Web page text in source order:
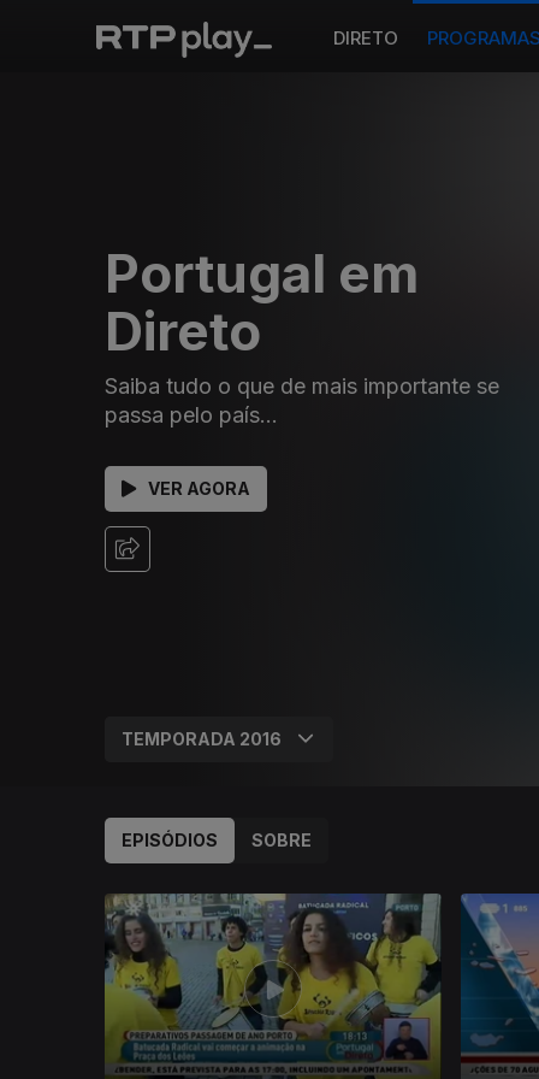
DIRETO
Portugal em
Direto
Saiba tudo o que de mais importante se
passa pelo país...
VER AGORA
EPISÓDIOS SOBRE